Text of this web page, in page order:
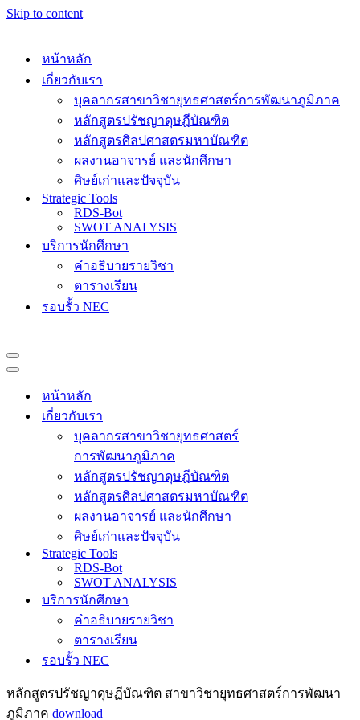
Skip to content
หน้าหลัก
เกี่ยวกับเรา
บุคลากรสาขาวิชายุทธศาสตร์การพัฒนาภูมิภาค
หลักสูตรปรัชญาดุษฎีบัณฑิต
หลักสูตรศิลปศาสตรมหาบัณฑิต
ผลงานอาจารย์ และนักศึกษา
ศิษย์เก่าและปัจจุบัน
Strategic Tools
RDS-Bot
SWOT ANALYSIS
บริการนักศึกษา
คำอธิบายรายวิชา
ตารางเรียน
รอบรั้ว NEC
Navigation
Menu
Navigation
หน้าหลัก
เกี่ยวกับเรา
บุคลากรสาขาวิชายุทธศาสตร์
การพัฒนาภูมิภาค
หลักสูตรปรัชญาดุษฎีบัณฑิต
หลักสูตรศิลปศาสตรมหาบัณฑิต
ผลงานอาจารย์ และนักศึกษา
ศิษย์เก่าและปัจจุบัน
Strategic Tools
RDS-Bot
SWOT ANALYSIS
บริการนักศึกษา
คำอธิบายรายวิชา
ตารางเรียน
รอบรั้ว NEC
หลักสูตรปรัชญาดุษฏีบัณฑิต สาขาวิชายุทธศาสตร์การพัฒนา
ภูมิภาค download